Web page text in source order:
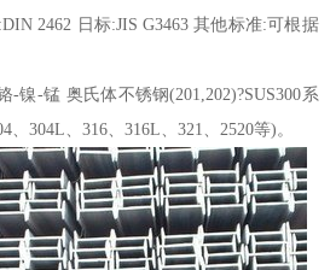
2462 日标:JIS G3463 其他标准:可根据
-镍-锰 奥氏体不锈钢(201,202)?SUS300系
304L、316、316L、321、2520等)。